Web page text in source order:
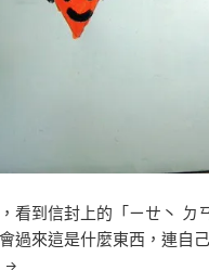
看到信封上的「ㄧㄝ丶 ㄉ
過來這是什麼東西，連自
我的寶貝